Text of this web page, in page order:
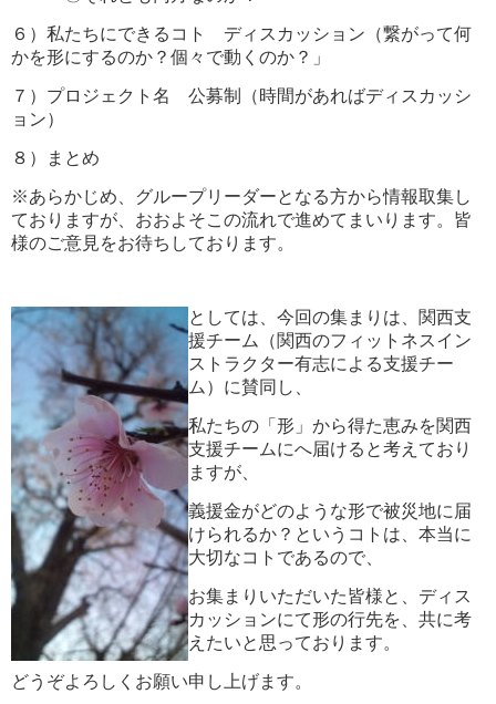
６）私たちにできるコト ディスカッション（繋がって何
かを形にするのか？個々で動くのか？」
７）プロジェクト名 公募制（時間があればディスカッシ
ョン）
８）まとめ
※あらかじめ、グループリーダーとなる方から情報取集し
ておりますが、おおよそこの流れで進めてまいります。皆
様のご意見をお待ちしております。
としては、今回の集まりは、関西支
援チーム（関西のフィットネスイン
ストラクター有志による支援チー
ム）に賛同し、
私たちの「形」から得た恵みを関西
支援チームにへ届けると考えており
ますが、
義援金がどのような形で被災地に届
けられるか？というコトは、本当に
大切なコトであるので、
お集まりいただいた皆様と、ディス
カッションにて形の行先を、共に考
えたいと思っております。
どうぞよろしくお願い申し上げます。